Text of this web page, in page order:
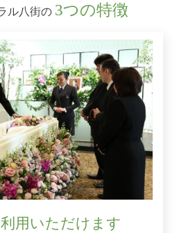
ル八街の 3つの特徴
用いただけます